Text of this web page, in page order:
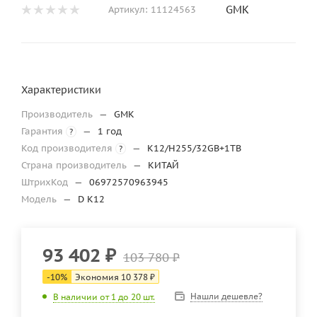
Артикул: 11124563 GMK
Характеристики
Производитель —
GMK
Гарантия
? —
1 год
Код производителя
? —
K12/H255/32GB+1TB
Страна производитель —
КИТАЙ
ШтрихКод —
06972570963945
Модель — D K12
93 402 ₽ 103 780₽
-10% Экономия 10 378 ₽
В наличии от 1 до 20 шт.
Нашли дешевле?